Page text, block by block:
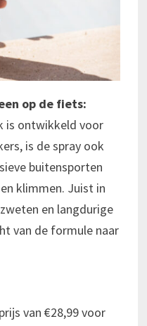
op de fiets:
is ontwikkeld voor
is de spray ook
buitensporten
klimmen. Juist in
en langdurige
van de formule naar
van €28,99 voor